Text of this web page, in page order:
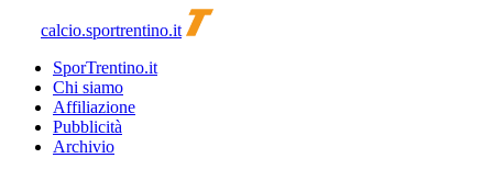
calcio.sportrentino.it
SporTrentino.it
Chi siamo
Affiliazione
Pubblicità
Archivio